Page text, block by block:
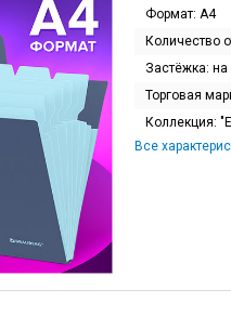
Формат: A4
Количество
Застёжка: на
Торговая
Коллекция:
Все